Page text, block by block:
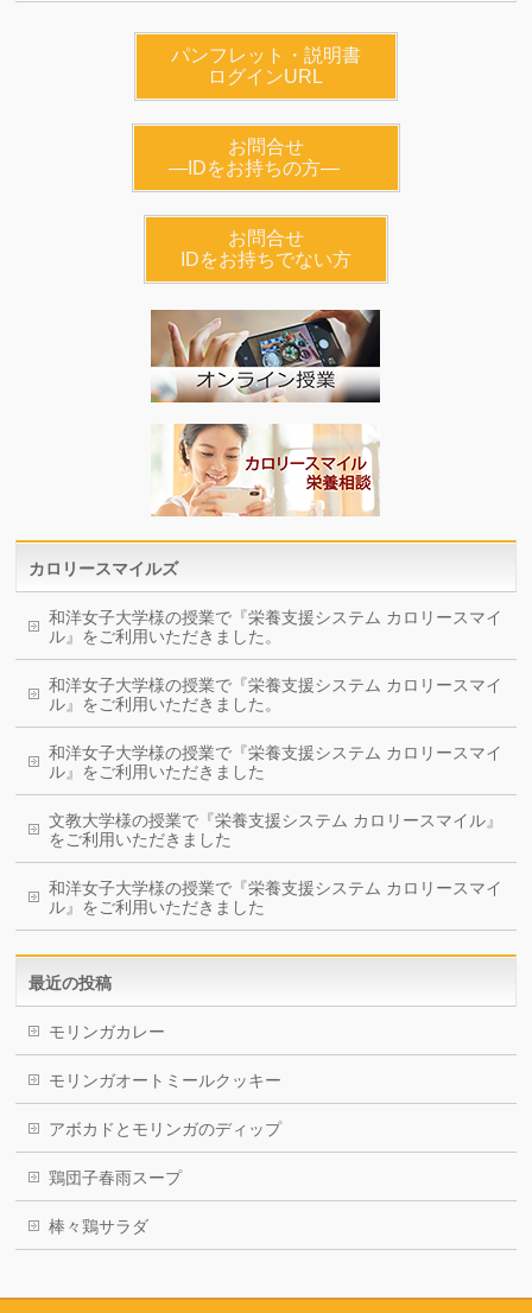
パンフレット・説明書
ログインURL
お問合せ
―IDをお持ちの方―
お問合せ
IDをお持ちでない方
カロリースマイルズ
和洋女子大学様の授業で『栄養支援システム カロリースマイ
ル』をご利用いただきました。
和洋女子大学様の授業で『栄養支援システム カロリースマイ
ル』をご利用いただきました。
和洋女子大学様の授業で『栄養支援システム カロリースマイ
ル』をご利用いただきました
文教大学様の授業で『栄養支援システム カロリースマイル』
をご利用いただきました
和洋女子大学様の授業で『栄養支援システム カロリースマイ
ル』をご利用いただきました
最近の投稿
モリンガカレー
モリンガオートミールクッキー
アボカドとモリンガのディップ
鶏団子春雨スープ
棒々鶏サラダ